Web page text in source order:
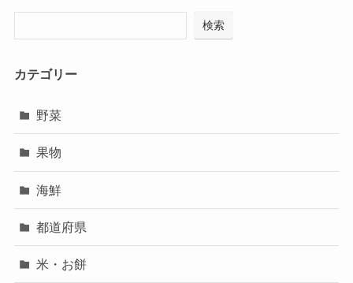
検索
カテゴリー
野菜
果物
海鮮
都道府県
米・お餅